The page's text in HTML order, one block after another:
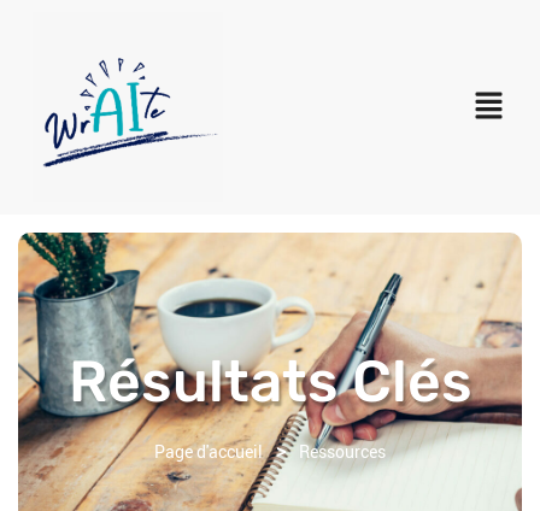
Résultats Clés
Page d'accueil > Ressources